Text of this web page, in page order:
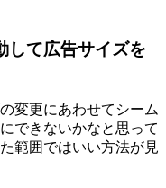
して広告サイズを
変更にあわせてシーム
できないかなと思って
範囲ではいい方法が見